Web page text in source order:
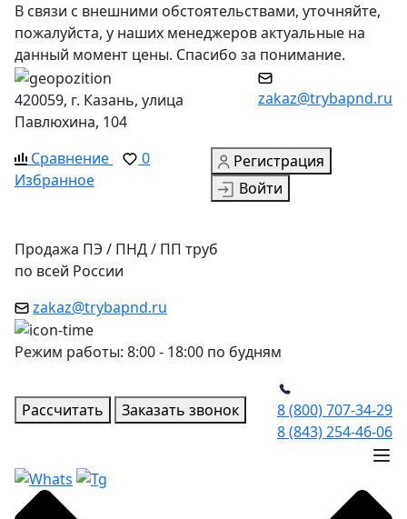
В связи с внешними обстоятельствами, уточняйте,
пожалуйста, у наших менеджеров актуальные на
данный момент цены. Спасибо за понимание.
420059, г. Казань, улица
Павлюхина, 104
zakaz@trybapnd.ru
Сравнение
0
Избранное
Регистрация
Войти
Продажа ПЭ / ПНД / ПП труб
по всей России
zakaz@trybapnd.ru
Режим работы: 8:00 - 18:00 по будням
Рассчитать Заказать звонок
8 (800) 707-34-29
8 (843) 254-46-06